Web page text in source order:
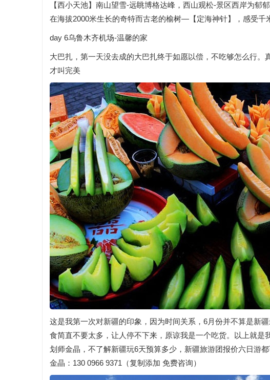
【西小天池】南山望雪-远眺博格达峰，西山观松-景区西岸为郁
在海拔2000米生长的奇特而古老的榆树—【定海神针】，感受千
day 6乌鲁木齐机场-温馨的家
大巴扎，第一天没去成的大巴扎终于如愿以偿，不吃够怎么行。
才叫完美
这是我第一次对新疆的印象，因为时间关系，6月份并不算是新
食简直不要太多，让人停不下来，原谅我是一个吃货。以上就
划师金晶，不了解新疆玩6天预算多少，新疆旅游团报价六日游
金晶：130 0966 9371（复制添加 免费咨询）